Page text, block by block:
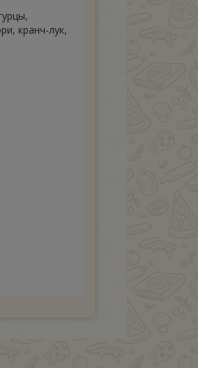
кранч-лук,